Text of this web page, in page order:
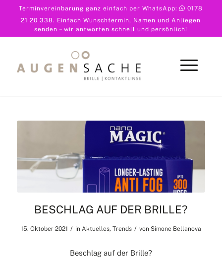
Terminvereinbarung ganz einfach per WhatsApp:
0178
21 20 338. Einfach Wunschtermin, Namen und Anliegen
senden – wir antworten schnell und persönlich!
BESCHLAG AUF DER BRILLE?
15. Oktober 2021 / in Aktuelles, Trends / von Simone Bellanova
Beschlag auf der Brille?